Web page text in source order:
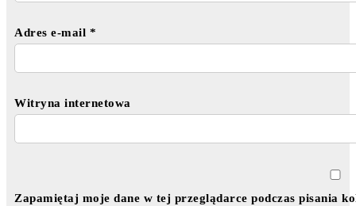
Adres e-mail *
Witryna internetowa
Zapamiętaj moje dane w tej przeglądarce podczas pisania